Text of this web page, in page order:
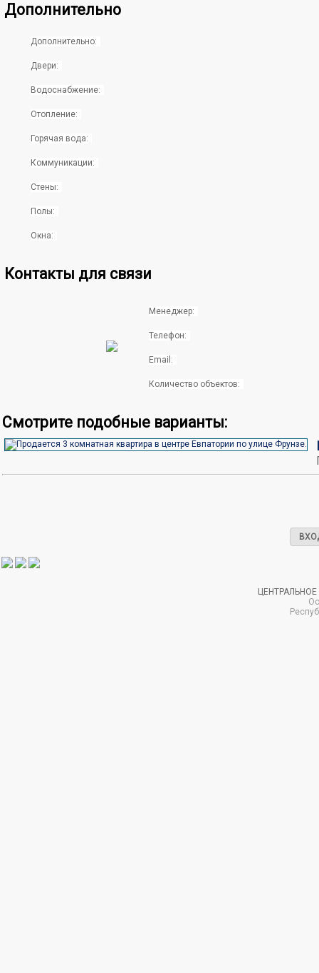
Дополнительно
Дополнительно:
Двери:
Водоснабжение:
Отопление:
Горячая вода:
Коммуникации:
Стены:
Полы:
Окна:
Контакты для связи
Менеджер:
Телефон:
Email:
Количество объектов:
Смотрите подобные варианты: